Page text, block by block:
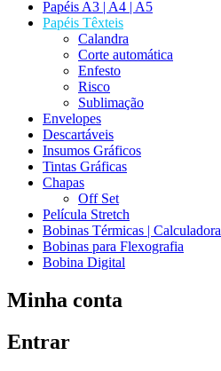
Papéis A3 | A4 | A5
Papéis Têxteis
Calandra
Corte automática
Enfesto
Risco
Sublimação
Envelopes
Descartáveis
Insumos Gráficos
Tintas Gráficas
Chapas
Off Set
Película Stretch
Bobinas Térmicas | Calculadora
Bobinas para Flexografia
Bobina Digital
Minha conta
Entrar